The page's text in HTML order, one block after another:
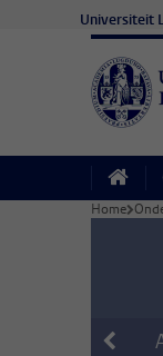
Ga direct naar de
Universiteit
Home